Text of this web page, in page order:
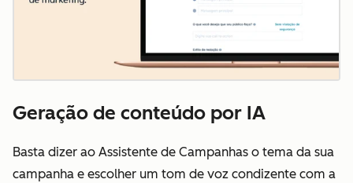
Geração de conteúdo por IA
Basta dizer ao Assistente de Campanhas o tema da sua
campanha e escolher um tom de voz condizente com a